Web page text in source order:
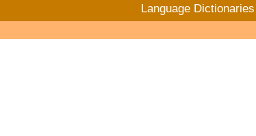
Language Dictionaries